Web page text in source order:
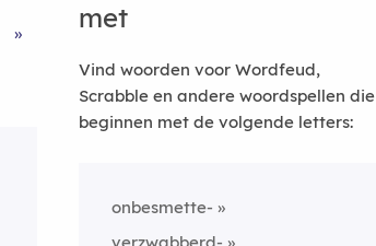
»
met
Vind woorden voor Wordfeud,
Scrabble en andere woordspellen die
beginnen met de volgende letters:
onbesmette-